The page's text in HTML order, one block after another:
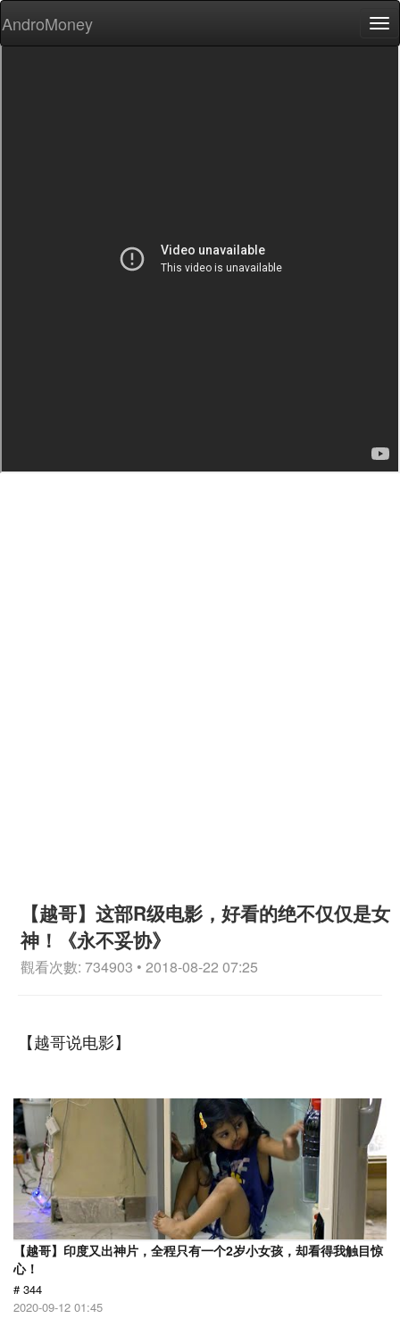
AndroMoney
【越哥】这部R级电影，好看的绝不仅仅是女
神！《永不妥协》
觀看次數: 734903 • 2018-08-22 07:25
【越哥说电影】
【越哥】印度又出神片，全程只有一个2岁小女孩，却看得我触目惊
心！
# 344
2020-09-12 01:45